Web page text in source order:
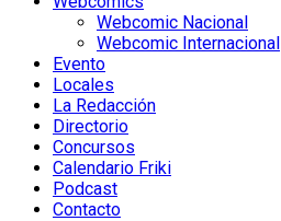
Webcomic Nacional
Webcomic Internacional
Evento
Locales
La Redacción
Directorio
Concursos
Calendario Friki
Podcast
Contacto